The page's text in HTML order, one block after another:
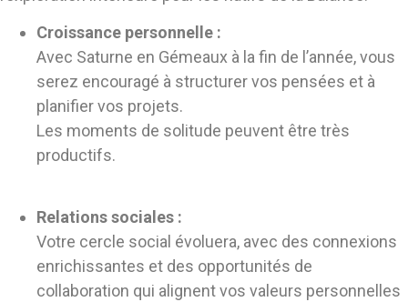
Croissance personnelle :
Avec Saturne en Gémeaux à la fin de l’année, vous
serez encouragé à structurer vos pensées et à
planifier vos projets.
Les moments de solitude peuvent être très
productifs.
Relations sociales :
Votre cercle social évoluera, avec des connexions
enrichissantes et des opportunités de
collaboration qui alignent vos valeurs personnelles